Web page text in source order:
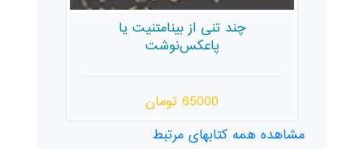
چند تنی از بینامتنیت یا
پاعکس‌نوشت
65000 تومان
مشاهده همه کتابهای مرتبط